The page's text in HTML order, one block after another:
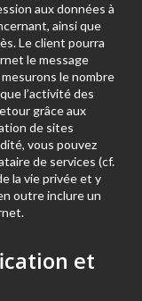
aux données à
ainsi que
Le client pourra
le nombre
l’activité des
grâce aux
de sites
vous pouvez
de services (cf.
outre inclure un
et